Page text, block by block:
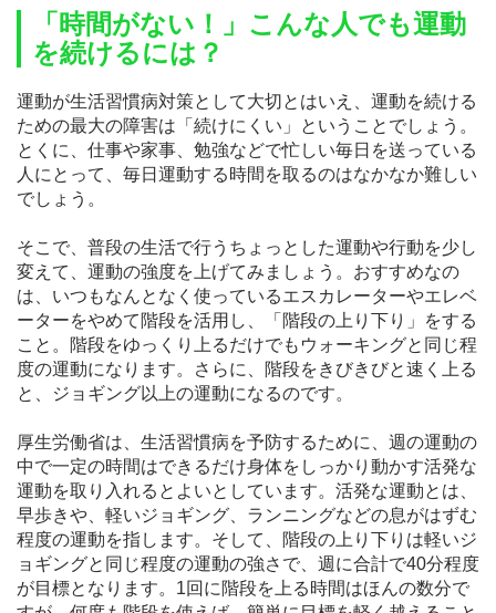
「時間がない！」こんな人でも運動
を続けるには？
運動が生活習慣病対策として大切とはいえ、運動を続ける
ための最大の障害は「続けにくい」ということでしょう。
とくに、仕事や家事、勉強などで忙しい毎日を送っている
人にとって、毎日運動する時間を取るのはなかなか難しい
でしょう。
そこで、普段の生活で行うちょっとした運動や行動を少し
変えて、運動の強度を上げてみましょう。おすすめなの
は、いつもなんとなく使っているエスカレーターやエレベ
ーターをやめて階段を活用し、「階段の上り下り」をする
こと。階段をゆっくり上るだけでもウォーキングと同じ程
度の運動になります。さらに、階段をきびきびと速く上る
と、ジョギング以上の運動になるのです。
厚生労働省は、生活習慣病を予防するために、週の運動の
中で一定の時間はできるだけ身体をしっかり動かす活発な
運動を取り入れるとよいとしています。活発な運動とは、
早歩きや、軽いジョギング、ランニングなどの息がはずむ
程度の運動を指します。そして、階段の上り下りは軽いジ
ョギングと同じ程度の運動の強さで、週に合計で40分程度
が目標となります。1回に階段を上る時間はほんの数分で